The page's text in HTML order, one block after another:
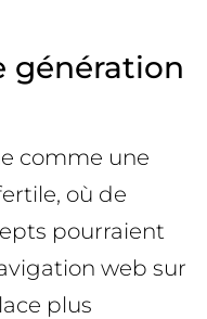
génération
comme une
où de
pourraient
web sur
plus